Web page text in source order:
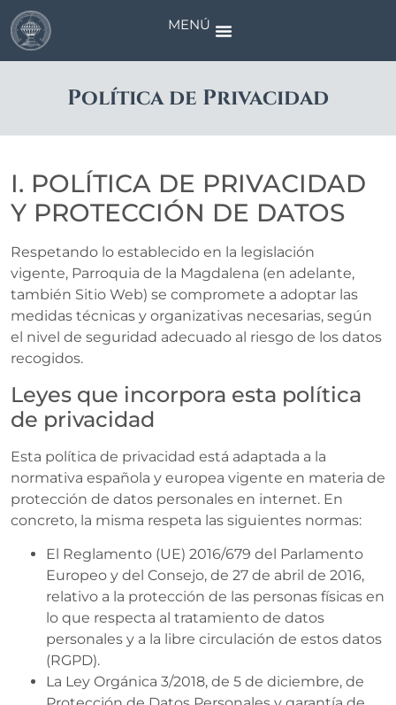
MENÚ
Política de Privacidad
I. POLÍTICA DE PRIVACIDAD
Y PROTECCIÓN DE DATOS
Respetando lo establecido en la legislación
vigente, Parroquia de la Magdalena (en adelante,
también Sitio Web) se compromete a adoptar las
medidas técnicas y organizativas necesarias, según
el nivel de seguridad adecuado al riesgo de los datos
recogidos.
Leyes que incorpora esta política
de privacidad
Esta política de privacidad está adaptada a la
normativa española y europea vigente en materia de
protección de datos personales en internet. En
concreto, la misma respeta las siguientes normas:
El Reglamento (UE) 2016/679 del Parlamento
Europeo y del Consejo, de 27 de abril de 2016,
relativo a la protección de las personas físicas en
lo que respecta al tratamiento de datos
personales y a la libre circulación de estos datos
(RGPD).
La Ley Orgánica 3/2018, de 5 de diciembre, de